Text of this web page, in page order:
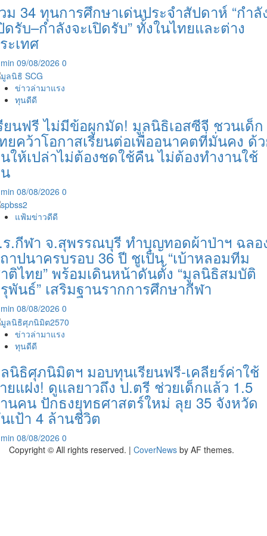
ม 34 ทุนการศึกษาเด่นประจำสัปดาห์ “กำลั
ดรับ–กำลังจะเปิดรับ” ทั้งในไทยและต่าง
ะเทศ
09/08/2026 0
ข่าวล่ามาแรง
ทุนดีดี
ยนฟรี ไม่มีข้อผูกมัด! มูลนิธิเอสซีจี ชวนเด็ก
ยคว้าโอกาสเรียนต่อเพื่ออนาคตที่มั่นคง ด้
ให้เปล่าไม่ต้องชดใช้คืน ไม่ต้องทำงานใช้
08/08/2026 0
แฟ้มข่าวดีดี
ร.กีฬา จ.สุพรรณบุรี ทำบุญทอดผ้าป่าฯ ฉลอ
าปนาครบรอบ 36 ปี ชูเป็น “เบ้าหลอมทีม
ติไทย” พร้อมเดินหน้าดันตั้ง “มูลนิธิสมบัติ
พันธ์” เสริมฐานรากการศึกษากีฬา
08/08/2026 0
ข่าวล่ามาแรง
ทุนดีดี
นิธิศุภนิมิตฯ มอบทุนเรียนฟรี-เคลียร์ค่าใช้
ยแฝง! ดูแลยาวถึง ป.ตรี ช่วยเด็กแล้ว 1.5
นคน ปักธงยุทธศาสตร์ใหม่ ลุย 35 จังหวัด
เป้า 4 ล้านชีวิต
08/08/2026 0
Copyright © All rights reserved. | CoverNews by AF themes.